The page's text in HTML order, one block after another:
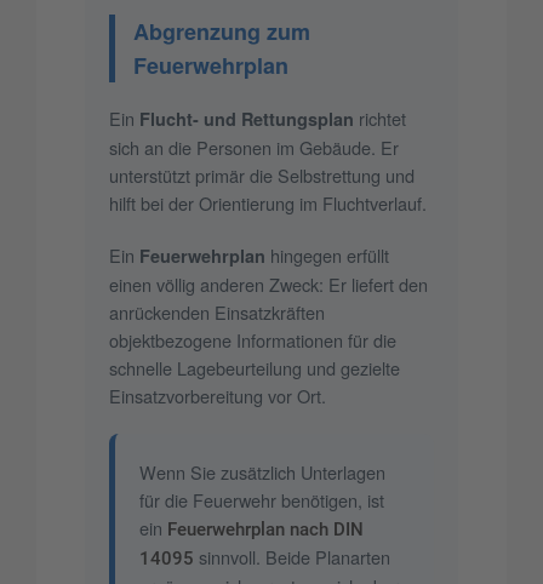
Abgrenzung zum
Feuerwehrplan
Ein Flucht- und Rettungsplan richtet
sich an die Personen im Gebäude. Er
unterstützt primär die Selbstrettung und
hilft bei der Orientierung im Fluchtverlauf.
Ein Feuerwehrplan hingegen erfüllt
einen völlig anderen Zweck: Er liefert den
anrückenden Einsatzkräften
objektbezogene Informationen für die
schnelle Lagebeurteilung und gezielte
Einsatzvorbereitung vor Ort.
Wenn Sie zusätzlich Unterlagen
für die Feuerwehr benötigen, ist
ein Feuerwehrplan nach DIN
14095 sinnvoll. Beide Planarten